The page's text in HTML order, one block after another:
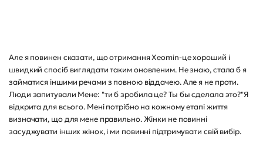
Але я повинен сказати, що отримання Xeomin-це хороший і
швидкий спосіб виглядати таким оновленим. Не знаю, стала б я
займатися іншими речами з повною віддачею. Але я не проти.
Люди запитували Мене: "ти б зробила це? Ты бы сделала это?"Я
відкрита для всього. Мені потрібно на кожному етапі життя
визначати, що для мене правильно. Жінки не повинні
засуджувати інших жінок, і ми повинні підтримувати свій вибір.